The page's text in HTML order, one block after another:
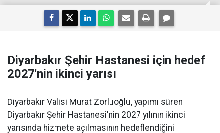
Diyarbakır Şehir Hastanesi için hedef
2027'nin ikinci yarısı
Diyarbakır Valisi Murat Zorluoğlu, yapımı süren
Diyarbakır Şehir Hastanesi'nin 2027 yılının ikinci
yarısında hizmete açılmasının hedeflendiğini